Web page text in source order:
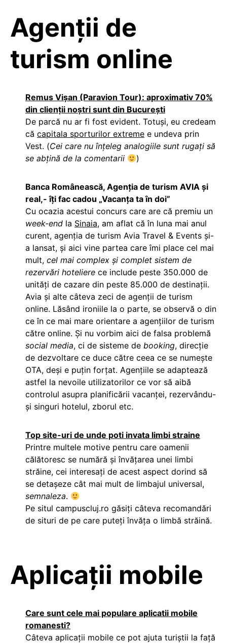
Agenții de
turism online
Remus Vişan (Paravion Tour): aproximativ 70%
din clienţii noştri sunt din Bucureşti
De parcă nu ar fi fost evident. Totuşi, eu credeam
că capitala sporturilor extreme e undeva prin
Vest. (Cei care nu înţeleg analogiile sunt rugaţi să
se abţină de la comentarii
)
Banca Românească, Agenţia de turism AVIA şi
real,- îţi fac cadou „Vacanţa ta în doi”
Cu ocazia acestui concurs care are că premiu un
week-end la Sinaia, am aflat că în luna mai anul
curent, agenţia de turism Avia Travel & Events şi-
a lansat, şi aici vine partea care îmi place cel mai
mult, cel mai complex și complet sistem de
rezervări hoteliere ce include peste 350.000 de
unităţi de cazare din peste 85.000 de destinaţii.
Avia şi alte câteva zeci de agenţii de turism
online. Lăsând ironiile la o parte, se observă o din
ce în ce mai mare orientare a agenţiilor de turism
către online. Şi nu vorbim aici de falsa problemă
social media, ci de sisteme de booking, direcţie
de dezvoltare ce duce către ceea ce se numeşte
OTA, deşi e puţin forţat. Agenţiile se adaptează
astfel la nevoile utilizatorilor ce vor să aibă
controlul asupra planificării vacanţei, rezervându-
şi singuri hotelul, zborul etc.
Top site-uri de unde poti invata limbi straine
Printre multele motive pentru care oamenii
călătoresc se numără şi învăţarea unei limbi
străine, cei interesaţi de acest aspect dorind să
se detaşeze cât mai mult de limbajul universal,
semnaleza.
Pe situl campuscluj.ro găsiţi câteva recomandări
de situri de pe care puteţi învăţa o limbă străină.
Aplicații mobile
Care sunt cele mai populare aplicatii mobile
romanesti?
Câteva aplicaţii mobile ce pot ajuta turiştii la faţă